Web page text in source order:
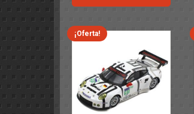
14,30€.11,25€.
¡Oferta!